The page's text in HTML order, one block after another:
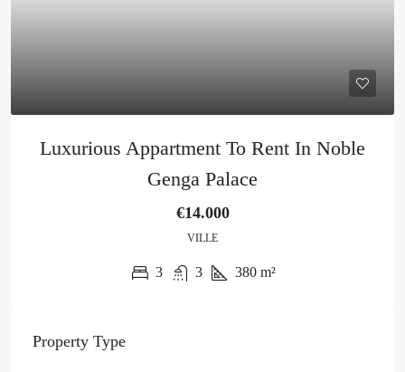
Luxurious Appartment To Rent In Noble
Genga Palace
€14.000
VILLE
3 3 380 m²
Property Type